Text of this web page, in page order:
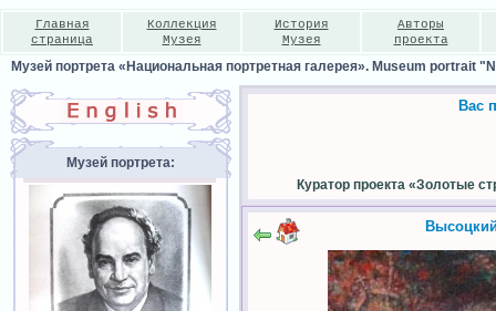
Главная
страница
Коллекция
Музея
История
Музея
Авторы
проекта
Музей портрета «Национальная портретная галерея». Museum portrait
Музей портрета:
Вас
Куратор проекта «Золотые